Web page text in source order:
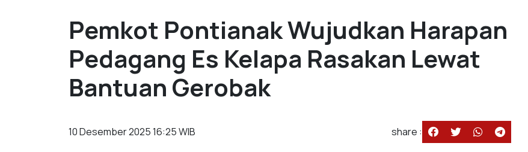
Pemkot Pontianak Wujudkan Harapan
Pedagang Es Kelapa Rasakan Lewat
Bantuan Gerobak
10 Desember 2025 16:25 WIB share :